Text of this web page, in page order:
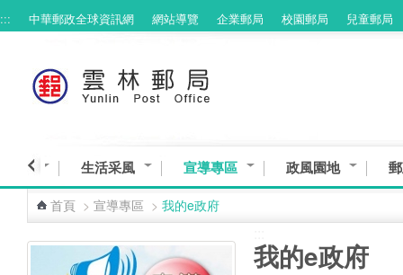
跳到主要內容區塊
::: 中華郵政全球資訊網 網站導覽 企業郵局 校園郵局 兒童郵局
專區 生活采風 宣導專區 政風園地
首頁 > 宣導專區 > 我的e政府
我的e政府